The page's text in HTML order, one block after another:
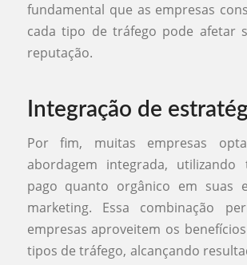
fundamental que as empresas
cada tipo de tráfego pode afetar
reputação.
Integração de
Por fim, muitas empresas
abordagem integrada, utilizando
pago quanto orgânico em suas
marketing. Essa combinação
empresas aproveitem os
tipos de tráfego, alcançando